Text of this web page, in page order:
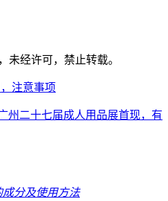
未经许可，禁止转载。
注意事项
州二十七届成人用品展首现，有